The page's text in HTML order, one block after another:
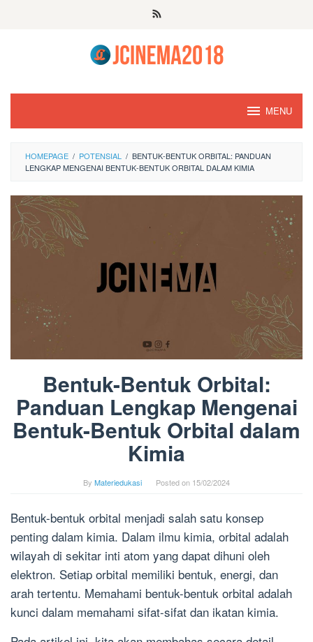
MENU
HOMEPAGE / POTENSIAL / BENTUK-BENTUK ORBITAL: PANDUAN
LENGKAP MENGENAI BENTUK-BENTUK ORBITAL DALAM KIMIA
Bentuk-Bentuk Orbital:
Panduan Lengkap Mengenai
Bentuk-Bentuk Orbital dalam
Kimia
By Materiedukasi Posted on 15/02/2024
Bentuk-bentuk orbital menjadi salah satu konsep
penting dalam kimia. Dalam ilmu kimia, orbital adalah
wilayah di sekitar inti atom yang dapat dihuni oleh
elektron. Setiap orbital memiliki bentuk, energi, dan
arah tertentu. Memahami bentuk-bentuk orbital adalah
kunci dalam memahami sifat-sifat dan ikatan kimia.